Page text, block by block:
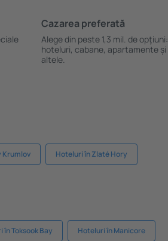
Cazarea preferată
Alege din peste 1,3 mil. de opţiuni:
hoteluri, cabane, apartamente și
altele.
Krumlov Hoteluri în Zlaté Hory
în Toksook Bay Hoteluri în Manicore